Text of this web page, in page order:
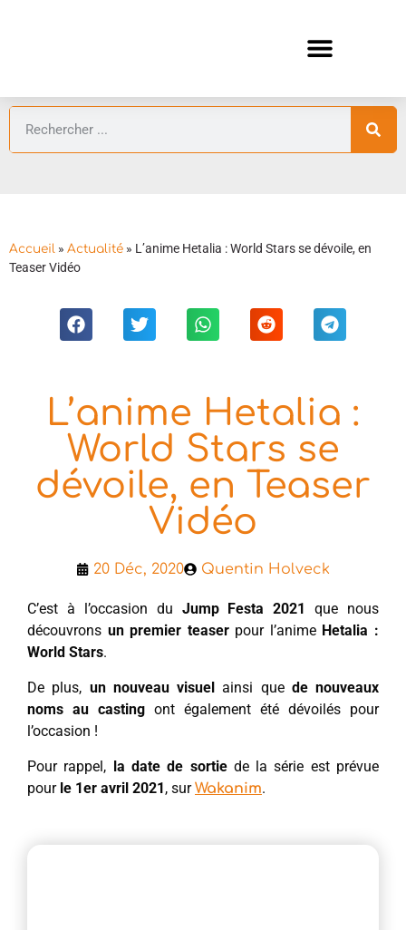
Accueil » Actualité » L’anime Hetalia : World Stars se dévoile, en
Teaser Vidéo
L’anime Hetalia :
World Stars se
dévoile, en Teaser
Vidéo
20 Déc, 2020 Quentin Holveck
C’est à l’occasion du Jump Festa 2021
que nous
découvrons un premier teaserpour l’anime Hetalia :
World Stars.
De plus, un nouveau visuel ainsi que de nouveaux
noms au casting ont également été dévoilés pour
l’occasion !
Pour rappel, la date de sortiede la série est prévue
pour le 1er avril 2021, surWakanim.